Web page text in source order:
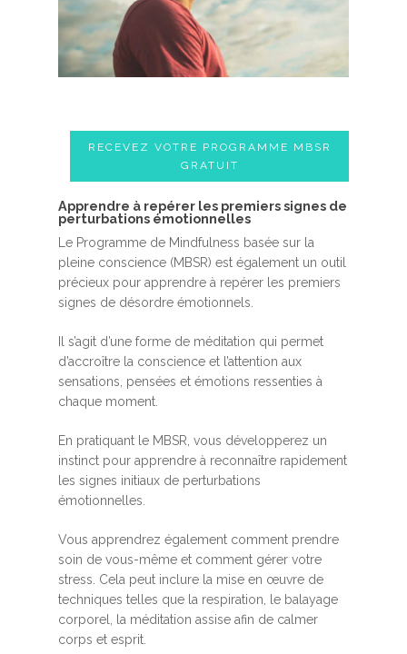
RECEVEZ VOTRE PROGRAMME MBSR
GRATUIT
A​pprendre à repérer les premiers signes de
perturbations émotionnelles
Le Programme de Mindfulness basée sur la
pleine conscience (MBSR) est également un outil
précieux pour apprendre à repérer les premiers
signes de désordre émotionnels.
Il s’agit d’une forme de méditation qui permet
d’accroître la conscience et l’attention aux
sensations, pensées et émotions ressenties à
chaque moment.
En pratiquant le MBSR, vous développerez un
instinct pour apprendre à reconnaître rapidement
les signes initiaux de perturbations
émotionnelles.
Vous apprendrez également comment prendre
soin de vous-même et comment gérer votre
stress. Cela peut inclure la mise en œuvre de
techniques telles que la respiration, le balayage
corporel, la méditation assise afin de calmer
corps et esprit.